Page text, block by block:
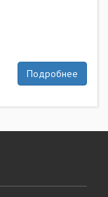
Подробнее